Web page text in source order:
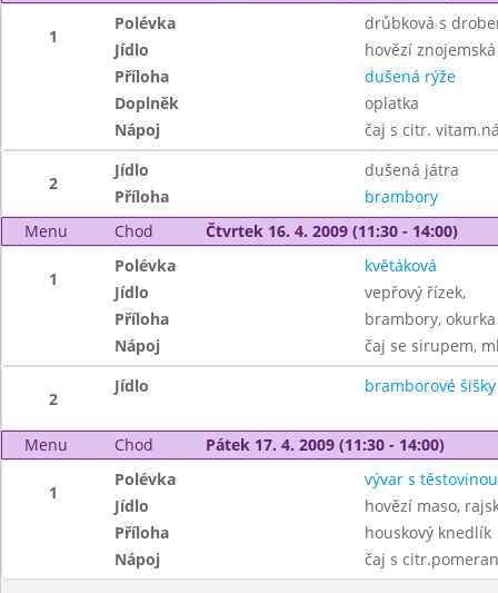
1
Polévka
drůbková s
Jídlo
hovězí znojemská
Příloha
dušená rýže
Doplněk
oplatka
Nápoj
čaj s citr.
2
Jídlo
dušená játra
Příloha
brambory
Menu
Chod Čtvrtek 16. 4. 2009 (11:30 - 14:00)
1
Polévka
květáková
Jídlo
vepřový řízek,
Příloha
brambory,
Nápoj
čaj se sirupem,
2
Jídlo bramborové
Menu Chod Pátek 17. 4. 2009 (11:30 - 14:00)
1
Polévka
vývar s těstovinou
Jídlo
hovězí maso,
Příloha
houskový knedlík
Nápoj
čaj s